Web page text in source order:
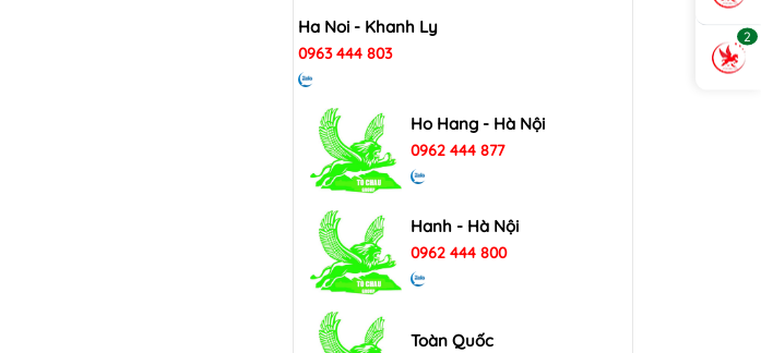
Ha Noi - Khanh Ly
0963 444 803
Ho Hang - Hà Nội
0962 444 877
Hanh - Hà Nội
0962 444 800
Toàn Quốc
2